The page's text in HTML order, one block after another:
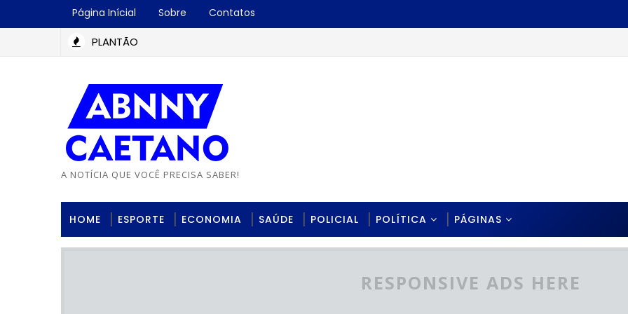
Página Inícial Sobre Contatos
PLANTÃO
A NOTÍCIA QUE VOCÊ PRECISA SABER!
HOME ESPORTE ECONOMIA SAÚDE POLICIAL POLÍTICA PÁGINAS
RESPONSIVE ADS HERE